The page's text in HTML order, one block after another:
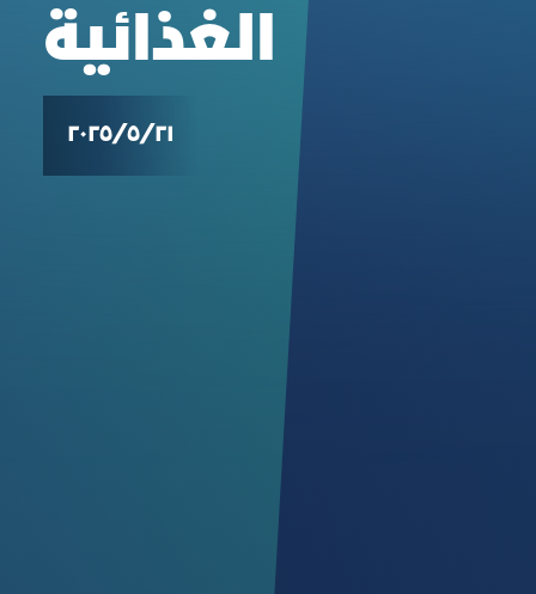
الغذائية
٢١‏/٥‏/٢٠٢٥